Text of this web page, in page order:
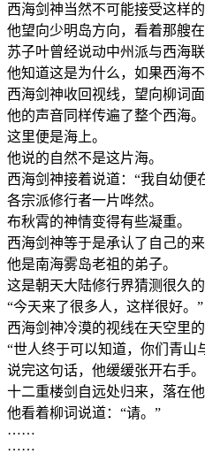
西海剑神当然不可能接受这样
他望向少明岛方向，看着那艘
苏子叶曾经说动中州派与西海
他知道这是为什么，如果西海
西海剑神收回视线，望向柳词
他的声音同样传遍了整个西海。
这里便是海上。
他说的自然不是这片海。
西海剑神接着说道：“我自幼
各宗派修行者一片哗然。
布秋霄的神情变得有些凝重。
西海剑神等于是承认了自己的来
他是南海雾岛老祖的弟子。
这是朝天大陆修行界猜测很久
“今天来了很多人，这样很好。”
西海剑神冷漠的视线在天空里
“世人终于可以知道，你们青山
说完这句话，他缓缓张开右手。
十二重楼剑自远处归来，落在他
他看着柳词说道：“请。”
……
……